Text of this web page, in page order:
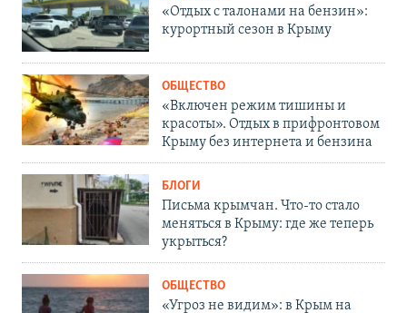
«Отдых с талонами на бензин»:
курортный сезон в Крыму
ОБЩЕСТВО
«Включен режим тишины и
красоты». Отдых в прифронтовом
Крыму без интернета и бензина
БЛОГИ
Письма крымчан. Что-то стало
меняться в Крыму: где же теперь
укрыться?
ОБЩЕСТВО
«Угроз не видим»: в Крым на